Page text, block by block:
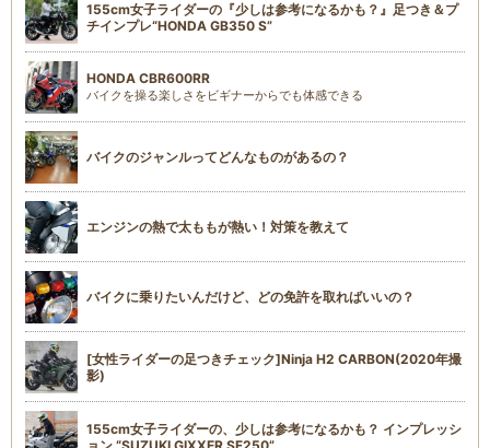
155cm女子ライダーの『少しは参考になるかも？』足つき＆プ
チインプレ“HONDA GB350 S”
HONDA CBR600RR
バイクを操る楽しさをビギナーからでも体感できる
バイクのジャンルってどんなものがあるの？
エンジンの熱で太ももが熱い！対策を教えて
バイクに乗りたいんだけど、どの免許を取ればいいの？
[女性ライダーの足つきチェック]Ninja H2 CARBON(2020年撮
影)
155cm女子ライダーの、少しは参考になるかも？ インプレッシ